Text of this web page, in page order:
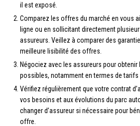
il est exposé.
Comparez les offres du marché en vous
ligne ou en sollicitant directement
assureurs. Veillez à comparer des
meilleure lisibilité des offres.
Négociez avec les assureurs pour
possibles, notamment en termes de tarifs
Vérifiez régulièrement que votre contrat
vos besoins et aux évolutions du parc
changer d’assureur si nécessaire pour
offre.